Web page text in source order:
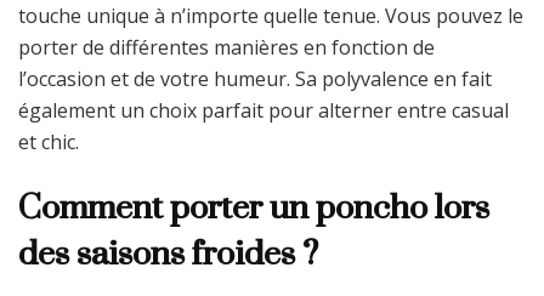
touche unique à n’importe quelle tenue. Vous pouvez le
porter de différentes manières en fonction de
l’occasion et de votre humeur. Sa polyvalence en fait
également un choix parfait pour alterner entre casual
et chic.
Comment porter un poncho lors
des saisons froides ?